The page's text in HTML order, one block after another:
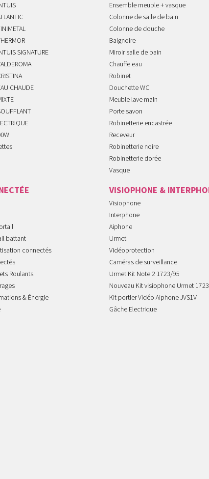
SIGNATURE
CHAUDE
Ensemble meuble + vasque
Colonne de salle de bain
Colonne de douche
Baignoire
Miroir salle de bain
Chauffe eau
Robinet
Douchette WC
Meuble lave main
Porte savon
Robinetterie encastrée
Receveur
Robinetterie noire
Robinetterie dorée
Vasque
battant
connectés
Roulants
& Énergie
VISIOPHONE &
Visiophone
Interphone
Aiphone
Urmet
Vidéoprotection
Caméras de surveillance
Urmet Kit Note 2 1723/95
Nouveau Kit visiophone Urmet
Kit portier Vidéo Aiphone JVS1V
Gâche Electrique